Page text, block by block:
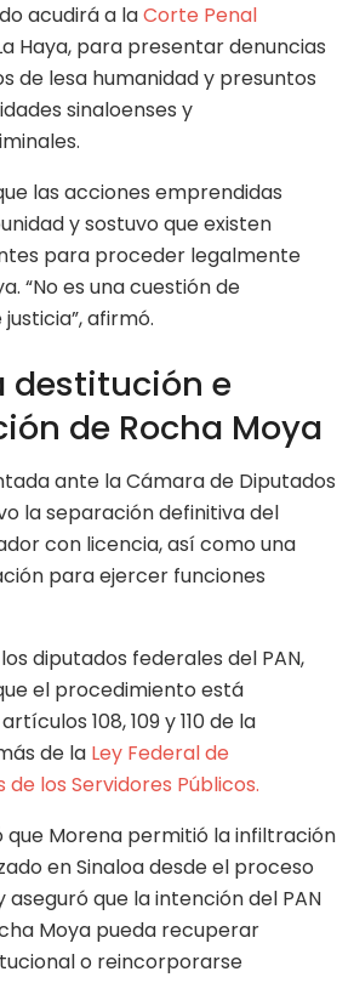
acudirá a laCorte Penal
Haya, para presentar denuncias
de lesa humanidad y presuntos
sinaloenses y
las acciones emprendidas
y sostuvo que existen
para proceder legalmente
“No es una cuestión de
afirmó.
destitución e
de Rocha Moya
ante la Cámara de Diputados
la separación definitiva del
con licencia, así como una
para ejercer funciones
diputados federales del PAN,
el procedimiento está
108, 109 y 110 de la
de la Ley Federal de
de los Servidores Públicos.
que Morena permitió la infiltración
en Sinaloa desde el proceso
aseguró que la intención del PAN
Moya pueda recuperar
o reincorporarse